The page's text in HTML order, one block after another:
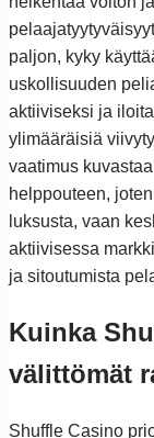
paljon, kyky
uskollisuuden
aktiiviseksi ja
ylimääräisiä
vaatimus
helppouteen,
luksusta, vaan
aktiivisessa
ja sitoutumista
Kuinka
välittömät
Shuffle Casino